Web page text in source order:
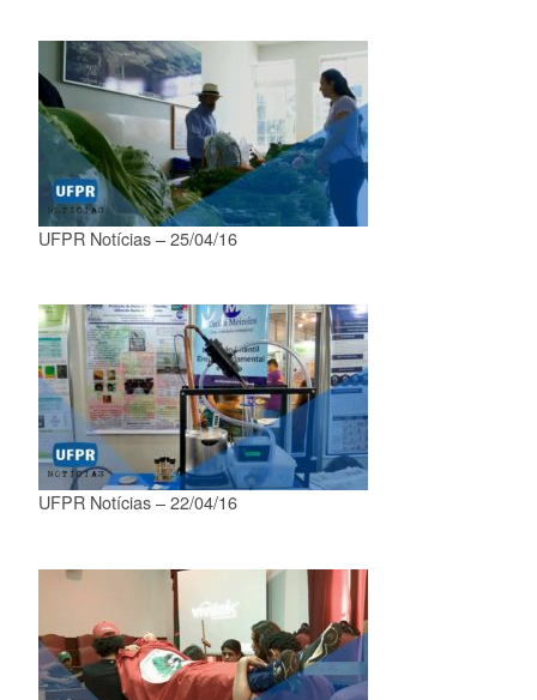
UFPR Notícias – 25/04/16
UFPR Notícias – 22/04/16